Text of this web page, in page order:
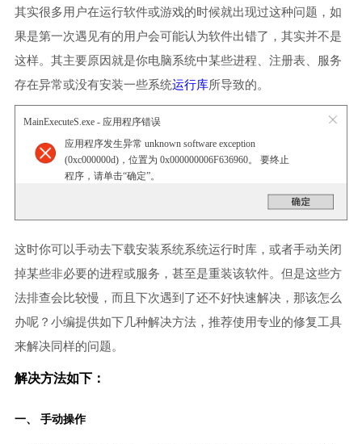
其实很多用户在运行软件或游戏的时候就出现过这种问题，如
果是第一次遇见有的用户会可能认为软件出错了，其实并不是
这样。其主要原因就是你电脑系统中某些进程、注册表、服务
存在异常或没有安装一些系统运行库所导致的。
MainExecuteS.exe - 应用程序错误
应用程序发生异常 unknown software exception
(0xc000000d)，位置为 0x000000006F636960。 要终止
程序，请单击“确定”。
这时你可以手动去下载安装系统系统运行时库，或者手动关闭
掉某些非必要的进程或服务，甚至是重装该软件。但是这些方
法排查会比较慢，而且下次遇到了还不好快速解决，那该怎么
办呢？小编提供如下几种解决方法，推荐使用专业的修复工具
来解决同样的问题。
解决方法如下：
一、 手动操作